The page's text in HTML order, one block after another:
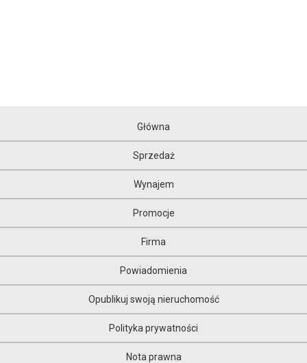
Główna
Sprzedaż
Wynajem
Promocje
Firma
Powiadomienia
Opublikuj swoją nieruchomość
Polityka prywatności
Nota prawna